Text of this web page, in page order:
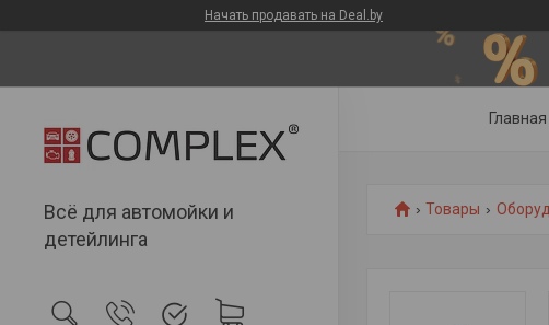
Начать продавать на Deal.by
Всё для автомойки и
детейлинга
Главная
Товары